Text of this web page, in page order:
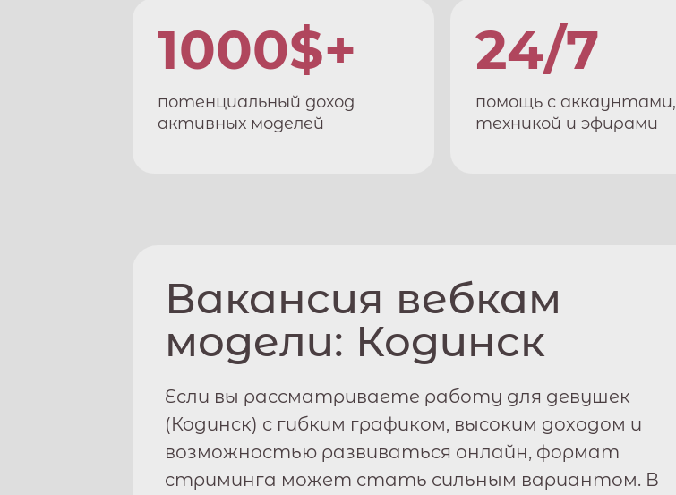
1000$+
потенциальный доход
активных моделей
24/7
помощь с аккаунтами,
техникой и эфирами
Вакансия вебкам
модели: Кодинск
Если вы рассматриваете работу для девушек
(Кодинск) с гибким графиком, высоким доходом и
возможностью развиваться онлайн, формат
стриминга может стать сильным вариантом. В